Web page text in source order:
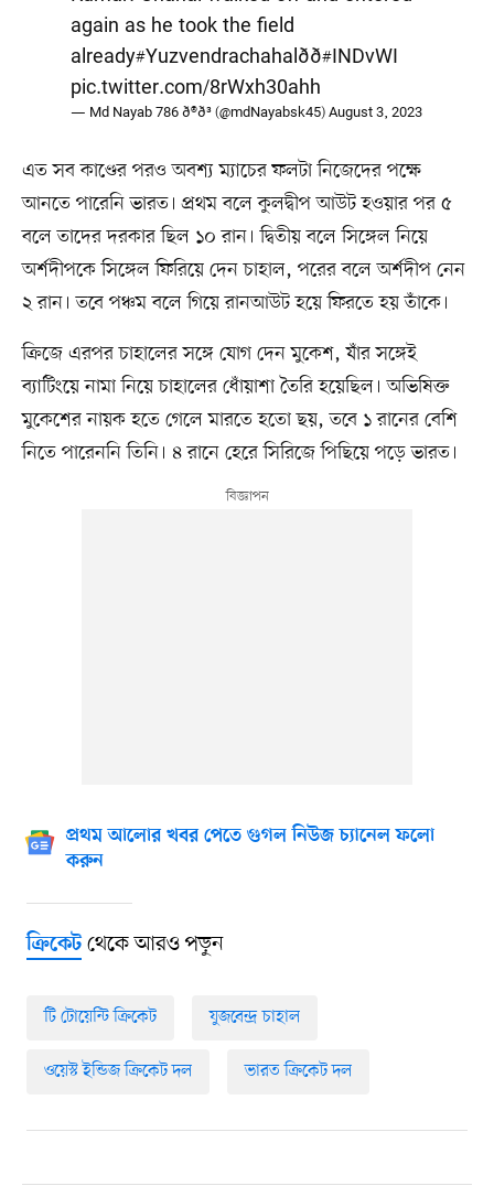
again as he took the field
already#Yuzvendrachahalðð#INDvWI
pic.twitter.com/8rWxh30ahh
— Md Nayab 786 ð®ð³ (@mdNayabsk45)August 3, 2023
এত সব কাণ্ডের পরও অবশ্য ম্যাচের ফলটা নিজেদের পক্ষে
আনতে পারেনি ভারত। প্রথম বলে কুলদ্বীপ আউট হওয়ার পর ৫
বলে তাদের দরকার ছিল ১০ রান। দ্বিতীয় বলে সিঙ্গেল নিয়ে
অর্শদীপকে সিঙ্গেল ফিরিয়ে দেন চাহাল, পরের বলে অর্শদীপ নেন
২ রান। তবে পঞ্চম বলে গিয়ে রানআউট হয়ে ফিরতে হয় তাঁকে।
ক্রিজে এরপর চাহালের সঙ্গে যোগ দেন মুকেশ, যাঁর সঙ্গেই
ব্যাটিংয়ে নামা নিয়ে চাহালের ধোঁয়াশা তৈরি হয়েছিল। অভিষিক্ত
মুকেশের নায়ক হতে গেলে মারতে হতো ছয়, তবে ১ রানের বেশি
নিতে পারেননি তিনি। ৪ রানে হেরে সিরিজে পিছিয়ে পড়ে ভারত।
প্রথম আলোর খবর পেতে গুগল নিউজ চ্যানেল ফলো
করুন
ক্রিকেটথেকে আরও পড়ুন
টি টোয়েন্টি ক্রিকেট যুজবেন্দ্র চাহাল
ওয়েস্ট ইন্ডিজ ক্রিকেট দল ভারত ক্রিকেট দল